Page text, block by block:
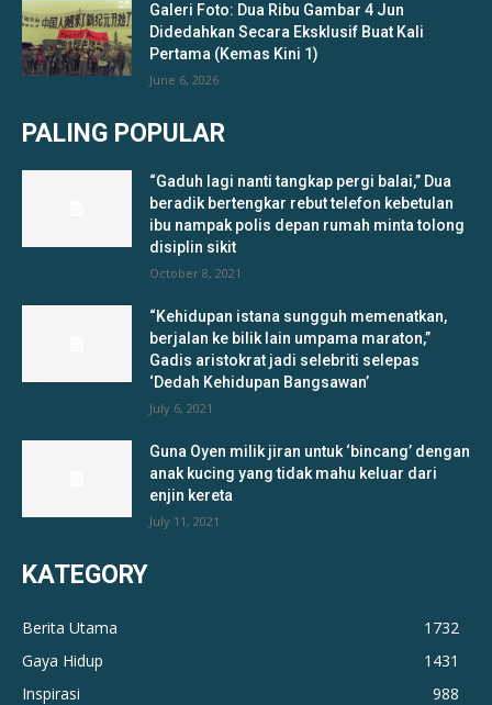
Galeri Foto: Dua Ribu Gambar 4 Jun
Didedahkan Secara Eksklusif Buat Kali
Pertama (Kemas Kini 1)
June 6, 2026
PALING POPULAR
“Gaduh lagi nanti tangkap pergi balai,” Dua
beradik bertengkar rebut telefon kebetulan
ibu nampak polis depan rumah minta tolong
disiplin sikit
October 8, 2021
“Kehidupan istana sungguh memenatkan,
berjalan ke bilik lain umpama maraton,”
Gadis aristokrat jadi selebriti selepas
‘Dedah Kehidupan Bangsawan’
July 6, 2021
Guna Oyen milik jiran untuk ‘bincang’ dengan
anak kucing yang tidak mahu keluar dari
enjin kereta
July 11, 2021
KATEGORY
Berita Utama
1732
Gaya Hidup
1431
Inspirasi
988